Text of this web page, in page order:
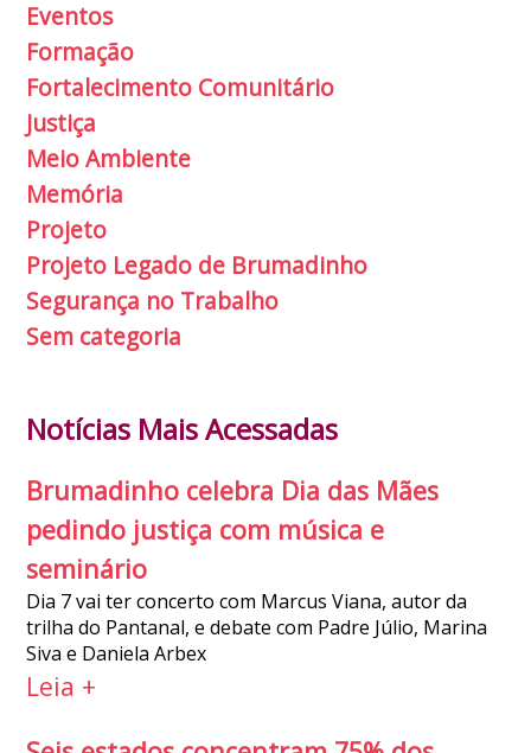
Eventos
Formação
Fortalecimento Comunitário
Justiça
Meio Ambiente
Memória
Projeto
Projeto Legado de Brumadinho
Segurança no Trabalho
Sem categoria
Notícias Mais Acessadas
Brumadinho celebra Dia das Mães
pedindo justiça com música e
seminário
Dia 7 vai ter concerto com Marcus Viana, autor da
trilha do Pantanal, e debate com Padre Júlio, Marina
Siva e Daniela Arbex
Leia +